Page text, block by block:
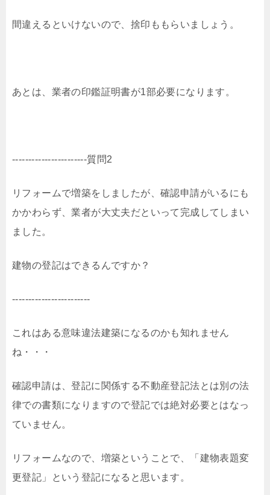
間違えるといけないので、捨印ももらいましょう。
あとは、業者の印鑑証明書が1部必要になります。
-----------------------質問2
リフォームで増築をしましたが、確認申請がいるにも
かかわらず、業者が大丈夫だといって完成してしまい
ました。
建物の登記はできるんですか？
------------------------
これはある意味違法建築になるのかも知れません
ね・・・
確認申請は、登記に関係する不動産登記法とは別の法
律での書類になりますので登記では絶対必要とはなっ
ていません。
リフォームなので、増築ということで、「建物表題変
更登記」という登記になると思います。